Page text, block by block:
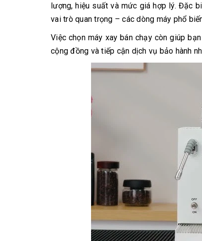
lượng, hiệu suất và mức giá hợp lý. Đặc
vai trò quan trọng – các dòng máy phổ
Việc chọn máy xay bán chạy còn giúp
cộng đồng và tiếp cận dịch vụ bảo hành